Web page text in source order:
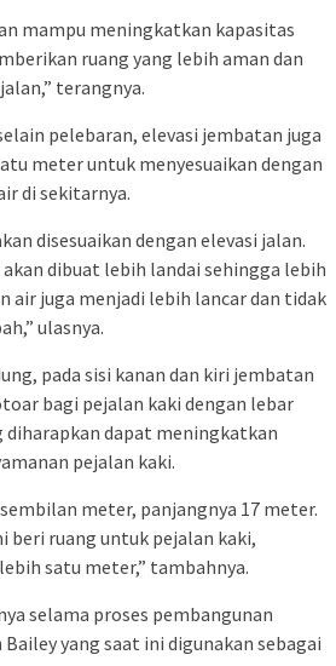
mampu meningkatkan kapasitas
ruang yang lebih aman dan
terangnya.
pelebaran, elevasi jembatan juga
meter untuk menyesuaikan dengan
di sekitarnya.
disesuaikan dengan elevasi jalan.
dibuat lebih landai sehingga lebih
air juga menjadi lebih lancar dan tidak
ulasnya.
pada sisi kanan dan kiri jembatan
bagi pejalan kaki dengan lebar
diharapkan dapat meningkatkan
pejalan kaki.
meter, panjangnya 17 meter.
beri ruang untuk pejalan kaki,
satu meter,” tambahnya.
selama proses pembangunan
yang saat ini digunakan sebagai